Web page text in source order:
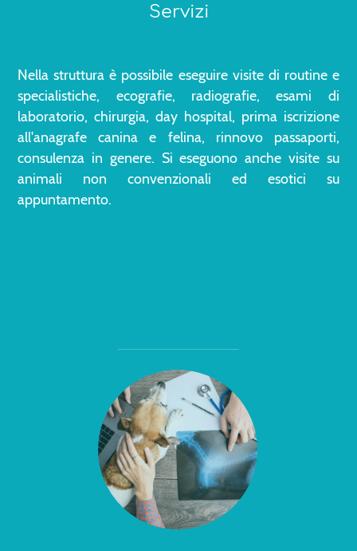
Servizi
Nella struttura è possibile eseguire visite di routine e
specialistiche, ecografie, radiografie, esami di
laboratorio, chirurgia, day hospital, prima iscrizione
all'anagrafe canina e felina, rinnovo passaporti,
consulenza in genere. Si eseguono anche visite su
animali non convenzionali ed esotici su
appuntamento.